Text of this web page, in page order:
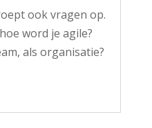
ook vragen op.
word je agile?
als organisatie?